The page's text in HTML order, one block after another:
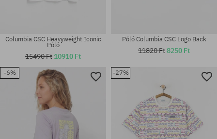
Elérhető méretek:
M; L; XL; XXL
Elérhető méretek:
Columbia CSC Heavyweight Iconic
Póló
15490 Ft 10910 Ft
Póló Columbia CSC Logo Back
11820 Ft8250 Ft
-6% -27%